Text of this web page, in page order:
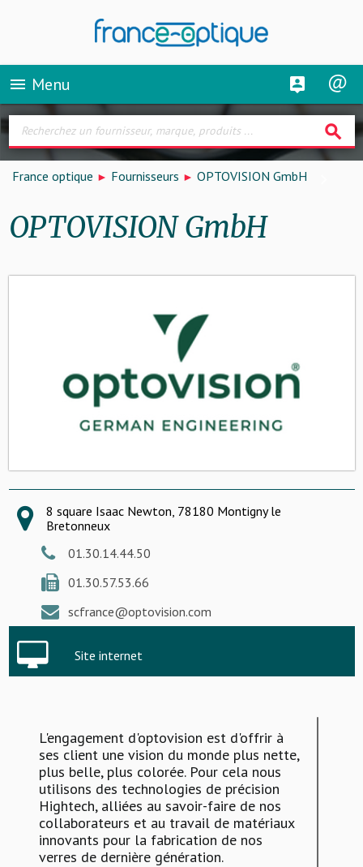
menu Menu
search
France optique Fournisseurs OPTOVISION GmbH
OPTOVISION GmbH
8 square Isaac Newton, 78180 Montigny le
Bretonneux
01.30.14.44.50
01.30.57.53.66
scfrance@optovision.com
Site internet
L'engagement d'optovision est d'offrir à
ses client une vision du monde plus nette,
plus belle, plus colorée. Pour cela nous
utilisons des technologies de précision
Hightech, alliées au savoir-faire de nos
collaborateurs et au travail de matériaux
innovants pour la fabrication de nos
verres de dernière génération.